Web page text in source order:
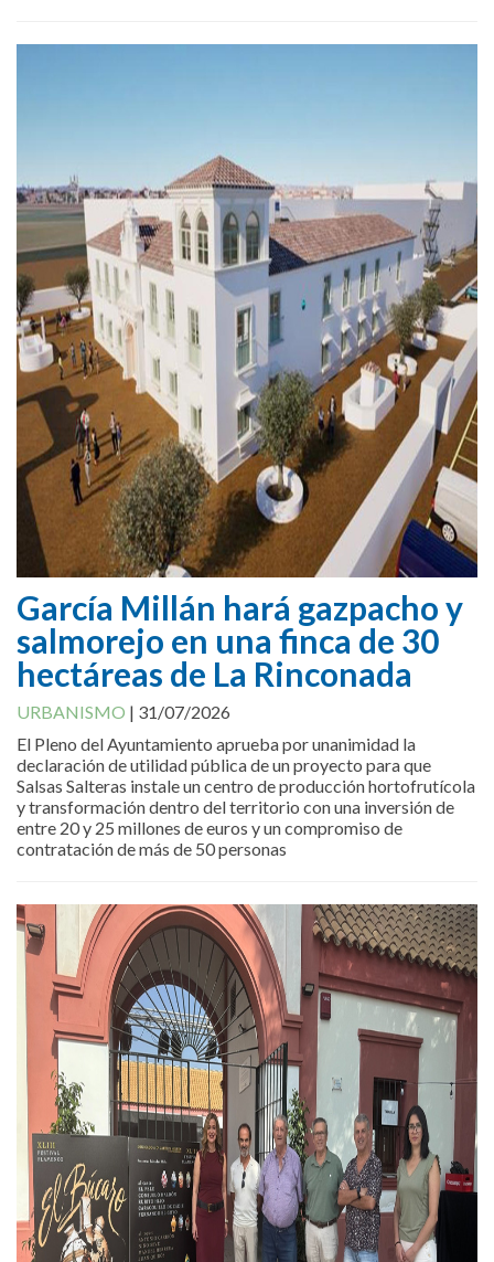
García Millán hará gazpacho y
salmorejo en una finca de 30
hectáreas de La Rinconada
URBANISMO | 31/07/2026
El Pleno del Ayuntamiento aprueba por unanimidad la
declaración de utilidad pública de un proyecto para que
Salsas Salteras instale un centro de producción hortofrutícola
y transformación dentro del territorio con una inversión de
entre 20 y 25 millones de euros y un compromiso de
contratación de más de 50 personas